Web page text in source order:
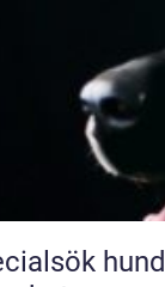
hund så fungerar professionellt